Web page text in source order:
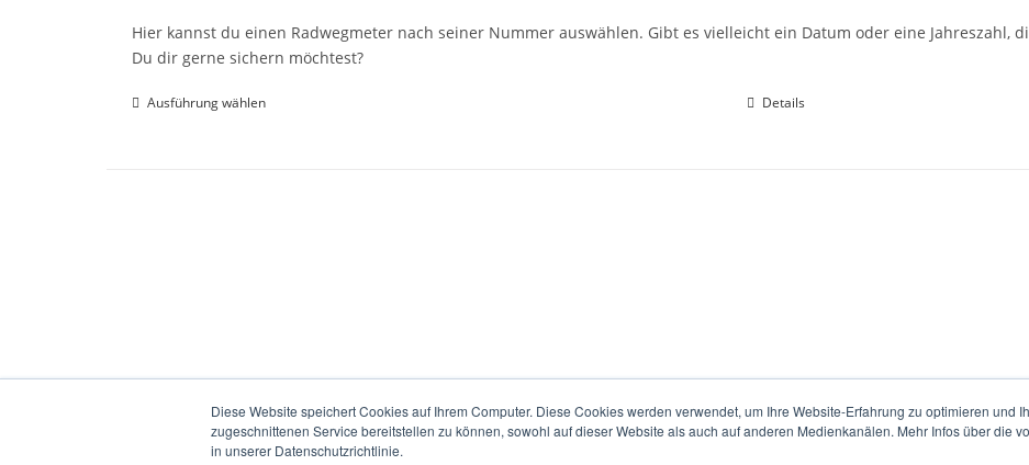
Diese Website speichert Cookies auf Ihrem Computer. Diese Cookies werden verwendet, um Ihre Website-Erfahrung zu optimieren und
zugeschnittenen Service bereitstellen zu können, sowohl auf dieser Website als auch auf anderen Medienkanälen. Mehr Infos über die
in unserer Datenschutzrichtlinie.
Hier kannst du einen Radwegmeter nach seiner Nummer auswählen. Gibt es vielleicht ein Datum oder eine Jahreszahl,
Du dir gerne sichern möchtest?
Ausführung wählen Details